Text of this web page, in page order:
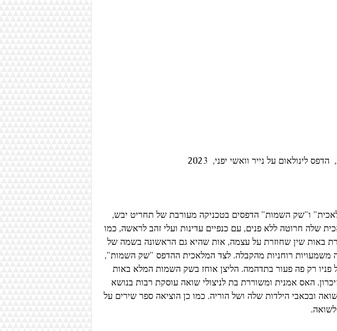
,  הדפס לינולאום על נייר וואשי יפני,  2023
ו"שק השמות" הדפסים בטכניקה מעורבת של תחריט יבש,
שלה חרוטה ללא פנים, עם כנפיים עדינות ועלי זהב לראשה, כמו
באות שין שחוזרת על עצמה, אות שהיא גם הראשונה בשמה של
משמעויות רוחניות מהקבלה. לצד המלאכית ההדפס "שק השמות",
פניו רק פה פעור בתדהמה. הליצן אוחז בשק השמות המלא באות
האס אמנית ומשוררת בת לניצולי שואה עוסקת רבות בנושא
ובכאבי הילדות שלה ושל הוריה. כמו כן הוציאה ספר שירים על
לשואה.